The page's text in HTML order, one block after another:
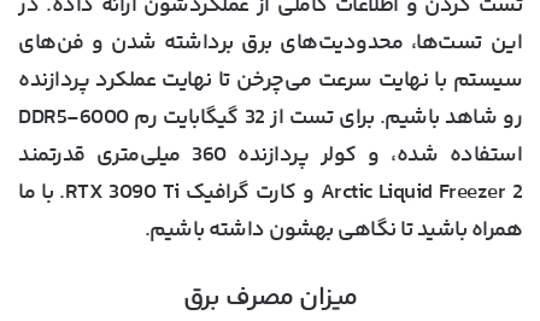
این تست‌ها، محدودیت‌های برق برداشته شدن و فن‌های
سیستم با نهایت سرعت می‌چرخن تا نهایت عملکرد پردازنده
رو شاهد باشیم. برای تست از 32 گیگابایت رم DDR5-6000
استفاده شده، و کولر پردازنده 360 میلی‌متری قدرتمند
Arctic Liquid Freezer 2 و کارت گرافیک RTX 3090 Ti. با ما
همراه باشید تا نگاهی بهشون داشته باشیم.
میزان مصرف برق